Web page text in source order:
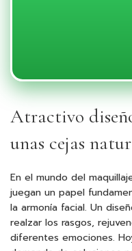
Atractivo
unas cejas
En el mundo del
juegan un papel
la armonía facial. Un
realzar los rasgos,
diferentes emociones.